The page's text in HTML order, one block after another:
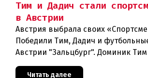
Тим и Дадич стали
в Австрии
Австрия выбрала своих
Победили Тим, Дадич и
Австрии "Зальцбург". Доминик
постоянного победителя Марселя
ранге Спортсмена года. На выбо
Читать далее